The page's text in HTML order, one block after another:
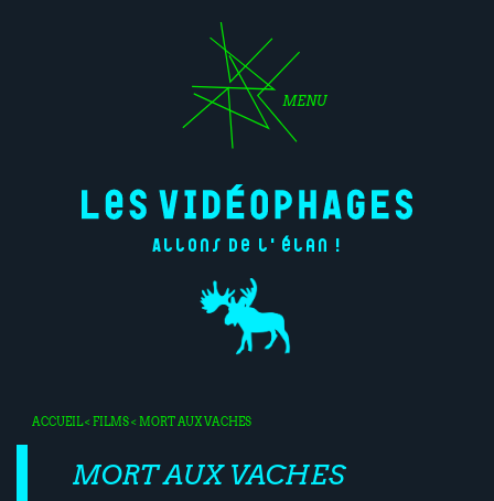
MENU
Allons de l'élan !
ACCUEIL< FILMS< MORT AUX VACHES
MORT AUX VACHES